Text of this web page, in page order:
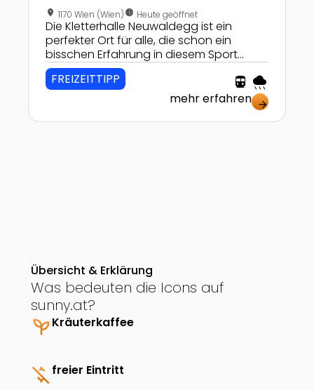
location_on 1170 Wien (Wien)nest_clock_farsight_analog Heute geöffnet
Die Kletterhalle Neuwaldegg ist ein
perfekter Ort für alle, die schon ein
bisschen Erfahrung in diesem Sport
haben und hoch hinaus wollen.
FREIZEITTIPP directions_transit rainy
mehr erfahren arrow_forward
Übersicht & Erklärung
Was bedeuten die Icons auf
sunny.at?
psychiatryKräuterkaffee
money_off freier Eintritt